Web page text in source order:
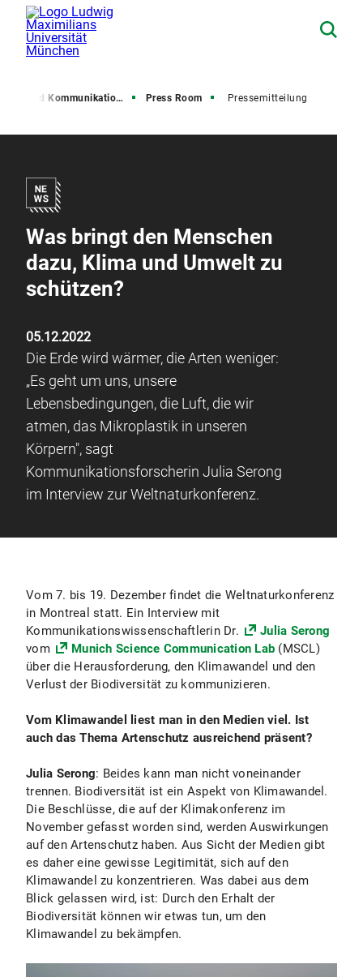
und Kommunikation (PuK) Press Room Pressemitteilung
Was bringt den Menschen
dazu, Klima und Umwelt zu
schützen?
05.12.2022
Die Erde wird wärmer, die Arten weniger:
„Es geht um uns, unsere
Lebensbedingungen, die Luft, die wir
atmen, das Mikroplastik in unseren
Körpern", sagt
Kommunikationsforscherin Julia Serong
im Interview zur Weltnaturkonferenz.
Vom 7. bis 19. Dezember findet die Weltnaturkonferenz
in Montreal statt. Ein Interview mit
Kommunikationswissenschaftlerin Dr.
Julia Serong
vom
Munich Science Communication Lab (MSCL)
über die Herausforderung, den Klimawandel und den
Verlust der Biodiversität zu kommunizieren.
Vom Klimawandel liest man in den Medien viel. Ist
auch das Thema Artenschutz ausreichend präsent?
Julia Serong: Beides kann man nicht voneinander
trennen. Biodiversität ist ein Aspekt von Klimawandel.
Die Beschlüsse, die auf der Klimakonferenz im
November gefasst worden sind, werden Auswirkungen
auf den Artenschutz haben. Aus Sicht der Medien gibt
es daher eine gewisse Legitimität, sich auf den
Klimawandel zu konzentrieren. Was dabei aus dem
Blick gelassen wird, ist: Durch den Erhalt der
Biodiversität können wir etwas tun, um den
Klimawandel zu bekämpfen.